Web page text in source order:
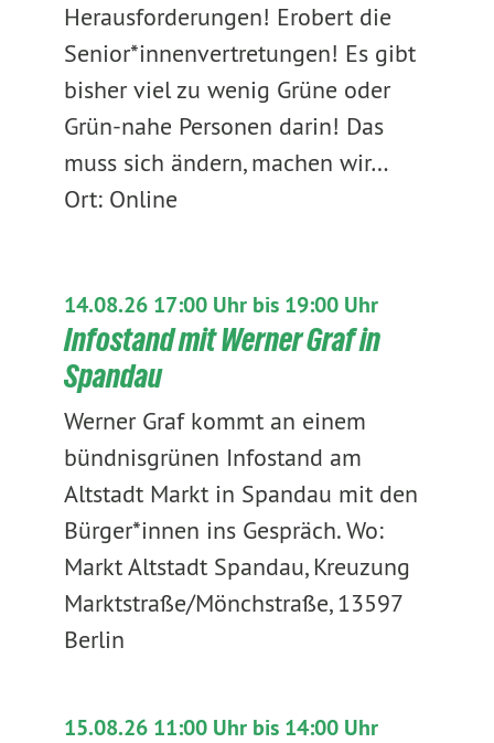
Herausforderungen! Erobert die
Senior*innenvertretungen! Es gibt
bisher viel zu wenig Grüne oder
Grün-nahe Personen darin! Das
muss sich ändern, machen wir…
Ort: Online
14.08.26 17:00 Uhr bis 19:00 Uhr
Infostand mit Werner Graf in
Spandau
Werner Graf kommt an einem
bündnisgrünen Infostand am
Altstadt Markt in Spandau mit den
Bürger*innen ins Gespräch. Wo:
Markt Altstadt Spandau, Kreuzung
Marktstraße/Mönchstraße, 13597
Berlin
15.08.26 11:00 Uhr bis 14:00 Uhr